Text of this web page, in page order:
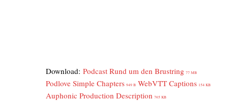
Down­load: Pod­cast Rund um den Brust­ring 77 MB
Pod­l­ove Simp­le Chap­ters 949 B WebVTT Cap­ti­ons 154 KB
Aupho­nic Pro­duc­tion Descrip­ti­on 765 KB